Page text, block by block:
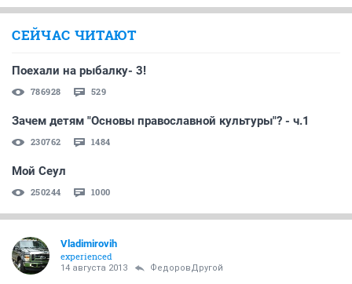
СЕЙЧАС ЧИТАЮТ
Поехали на рыбалку- 3!
786928 529
Зачем детям "Основы православной культуры"? - ч.1
230762 1484
Мой Сеул
250244 1000
Vladimirovih
experienced
14 августа 2013 ФедоровДругой